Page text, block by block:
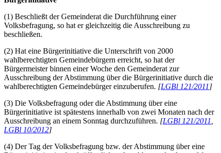
(1) Beschließt der Gemeinderat die Durchführung einer
Volksbefragung, so hat er gleichzeitig die Ausschreibung zu
beschließen.
(2) Hat eine Bürgerinitiative die Unterschrift von 2000
wahlberechtigten Gemeindebürgern erreicht, so hat der
Bürgermeister binnen einer Woche den Gemeinderat zur
Ausschreibung der Abstimmung über die Bürgerinitiative durch die
wahlberechtigten Gemeindebürger einzuberufen. [LGBl 121/2011 ]
(3) Die Volksbefragung oder die Abstimmung über eine
Bürgerinitiative ist spätestens innerhalb von zwei Monaten nach der
Ausschreibung an einem Sonntag durchzuführen. [LGBl 121/2011
LGBl 10/2012]
(4) Der Tag der Volksbefragung bzw. der Abstimmung über eine